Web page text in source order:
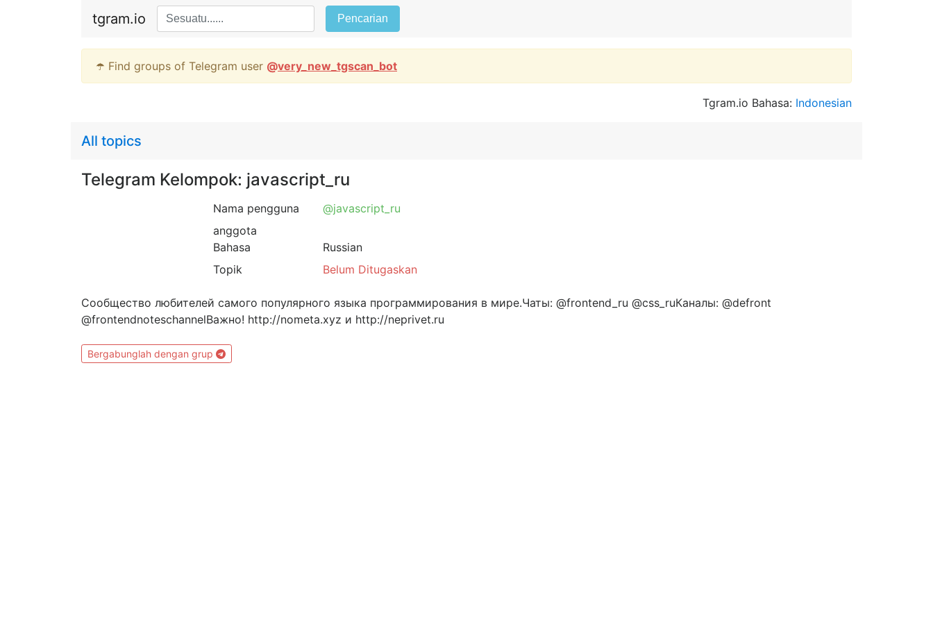
tgram.io Pencarian
☂️ Find groups of Telegram user @very_new_tgscan_bot
Tgram.io Bahasa: Indonesian
All topics
Telegram Kelompok: javascript_ru
Nama pengguna
@javascript_ru
anggota
Bahasa
Russian
Topik
Belum Ditugaskan
Сообщество любителей самого популярного языка программирования в мире.Чаты: @frontend_ru @css_ruКаналы: @defront
@frontendnoteschannelВажно! http://nometa.xyz и http://neprivet.ru
Bergabunglah dengan grup